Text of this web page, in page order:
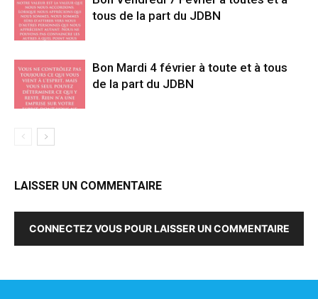
tous de la part du JDBN
Bon Mardi 4 février à toute et à tous
de la part du JDBN
LAISSER UN COMMENTAIRE
CONNECTEZ VOUS POUR LAISSER UN COMMENTAIRE